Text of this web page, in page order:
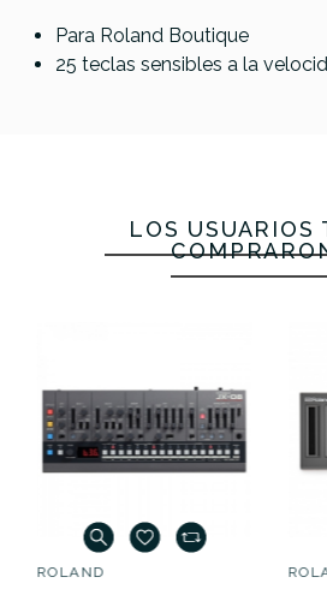
Para Roland Boutique
25 teclas sensibles a la
LOS USUARIOS
ROLAND